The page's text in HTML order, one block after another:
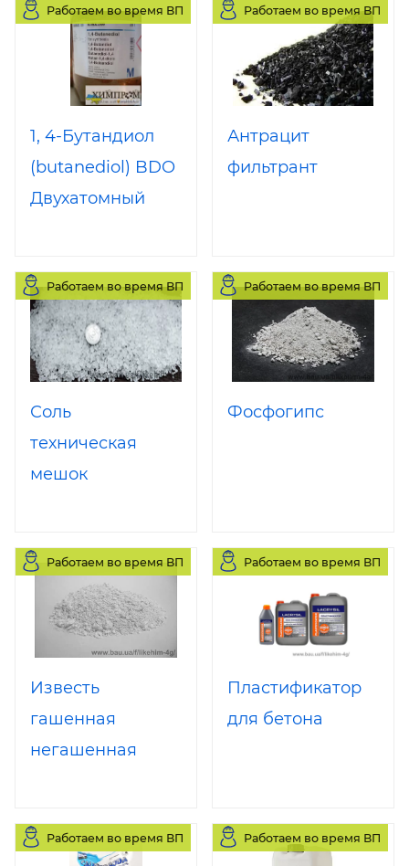
ПРОФИТ
Работаем во время ВП
1, 4-Бутандиол
(butanediol) BDO
Двухатомный
Работаем во время ВП
Антрацит
фильтрант
Работаем во время ВП
Соль
техническая
мешок
Работаем во время ВП
Фосфогипс
Работаем во время ВП
Известь
гашенная
негашенная
Работаем во время ВП
Пластификатор
для бетона
Работаем во время ВП Работаем во время ВП